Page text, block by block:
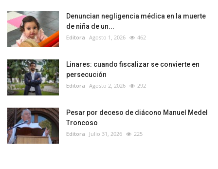
Denuncian negligencia médica en la muerte
de niña de un...
Editora Agosto 1, 2026 462
Linares: cuando fiscalizar se convierte en
persecución
Editora Agosto 2, 2026 292
Pesar por deceso de diácono Manuel Medel
Troncoso
Editora Julio 31, 2026 225